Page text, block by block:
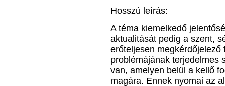
Hosszú leírás:
A téma kiemelkedő
aktualitását pedig a szent,
erőteljesen megkérdőjelező
problémájának terjedelmes
van, amelyen belül a kellő
magára. Ennek nyomai az